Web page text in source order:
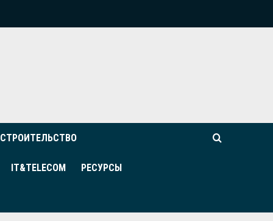
СТРОИТЕЛЬСТВО
IT&TELECOM РЕСУРСЫ